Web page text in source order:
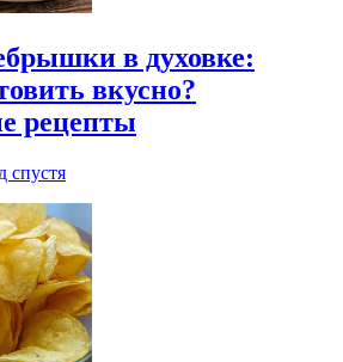
в духовке:
вкусно?
рецепты
спустя